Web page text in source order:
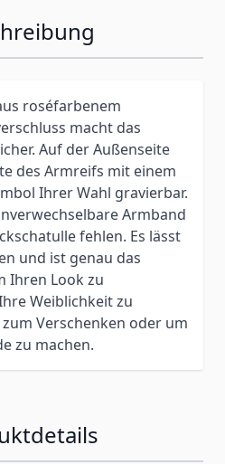
roséfarbenem
macht das
Auf der Außenseite
des Armreifs mit einem
Ihrer Wahl gravierbar.
Armband
fehlen. Es lässt
und ist genau das
Ihren Look zu
Weiblichkeit zu
Verschenken oder um
zu machen.